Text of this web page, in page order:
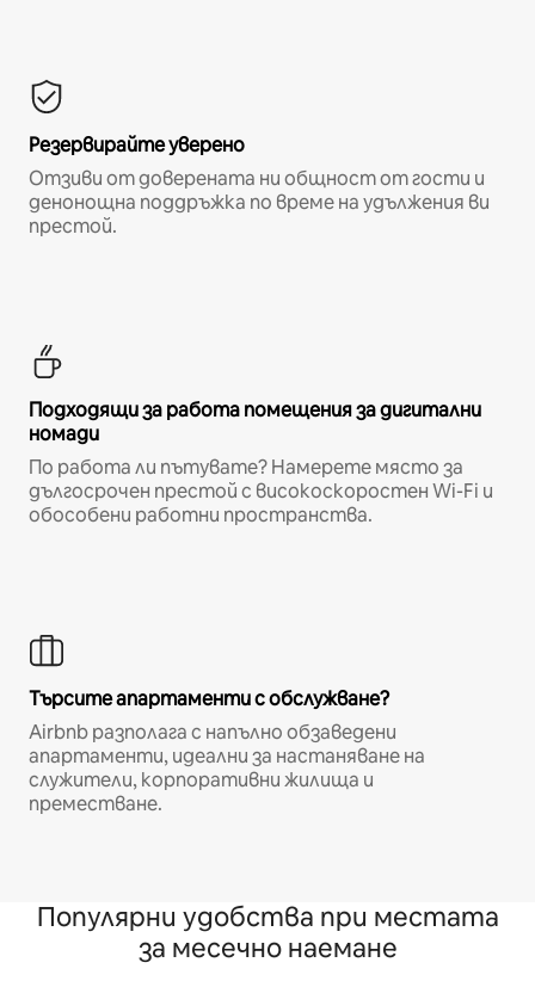
Резервирайте уверено
Отзиви от доверената ни общност от гости и
денонощна поддръжка по време на удължения ви
престой.
Подходящи за работа помещения за дигитални
номади
По работа ли пътувате? Намерете място за
дългосрочен престой с високоскоростен Wi-Fi и
обособени работни пространства.
Търсите апартаменти с обслужване?
Airbnb разполага с напълно обзаведени
апартаменти, идеални за настаняване на
служители, корпоративни жилища и
преместване.
Популярни удобства при местата
за месечно наемане